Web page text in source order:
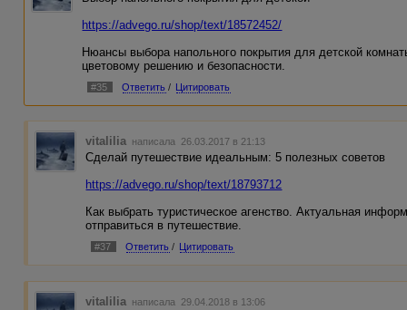
https://advego.ru/shop/text/18572452/
Нюансы выбора напольного покрытия для детской
цветовому решению и безопасности.
#35 Ответить / Цитировать
vitalilia написала 26.03.2017 в 21:13
Сделай путешествие идеальным: 5 полезных советов
https://advego.ru/shop/text/18793712
Как выбрать туристическое агенство. Актуальная
отправиться в путешествие.
#37 Ответить / Цитировать
vitalilia написала 29.04.2018 в 13:06